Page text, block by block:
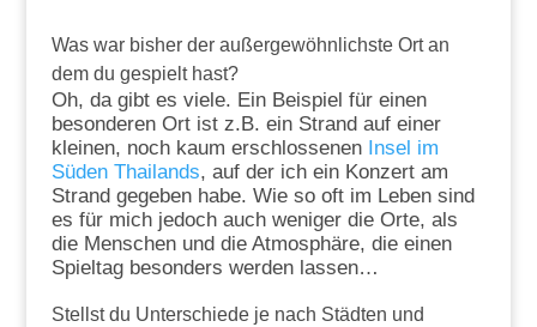
Was war bisher der außergewöhnlichste Ort an
dem du gespielt hast?
Oh, da gibt es viele. Ein Beispiel für einen
besonderen Ort ist z.B. ein Strand auf einer
kleinen, noch kaum erschlossenen Insel im
Süden Thailands, auf der ich ein Konzert am
Strand gegeben habe. Wie so oft im Leben sind
es für mich jedoch auch weniger die Orte, als
die Menschen und die Atmosphäre, die einen
Spieltag besonders werden lassen…
Stellst du Unterschiede je nach Städten und